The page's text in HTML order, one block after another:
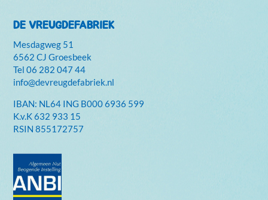
DE VREUGDEFABRIEK
Mesdagweg 51
6562 CJ Groesbeek
Tel06 282 047 44
info@devreugdefabriek.nl
IBAN: NL64 ING B000 6936 599
K.v.K632 933 15
RSIN 855172757